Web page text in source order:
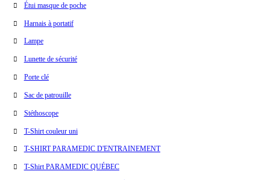
Étui masque de poche
Harnais à portatif
Lampe
Lunette de sécurité
Porte clé
Sac de patrouille
Stéthoscope
T-Shirt couleur uni
T-SHIRT PARAMEDIC D'ENTRAINEMENT
T-Shirt PARAMEDIC QUÉBEC